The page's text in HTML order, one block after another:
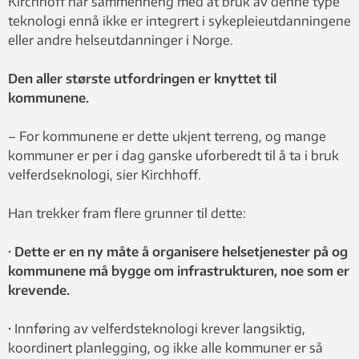
teknologi ennå ikke er integrert i sykepleieutdanningene
eller andre helseutdanninger i Norge.
Den aller største utfordringen er knyttet til
kommunene.
– For kommunene er dette ukjent terreng, og mange
kommuner er per i dag ganske uforberedt til å ta i bruk
velferdseknologi, sier Kirchhoff.
Han trekker fram flere grunner til dette:
· Dette er en ny måte å organisere helsetjenester på og
kommunene må bygge om infrastrukturen, noe som er
krevende.
· Innføring av velferdsteknologi krever langsiktig,
koordinert planlegging, og ikke alle kommuner er så